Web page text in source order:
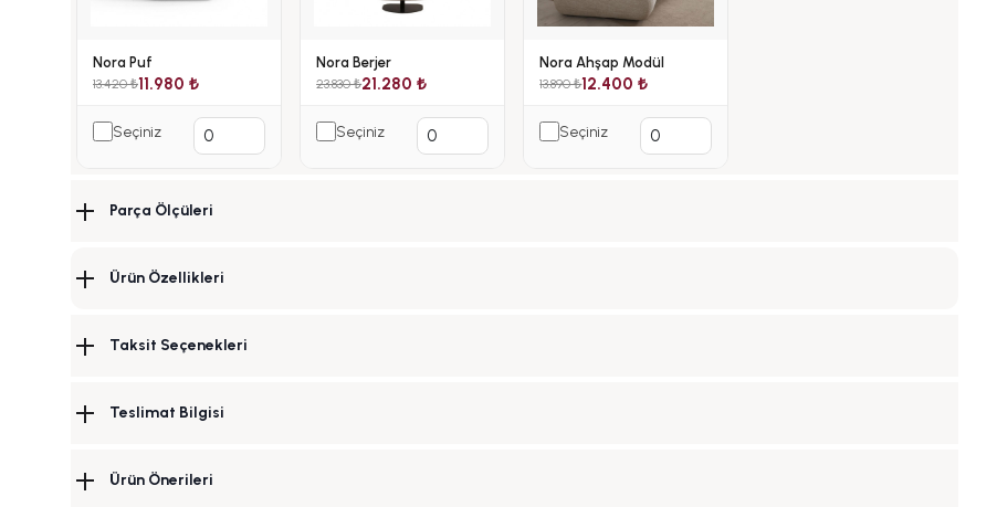
Nora Puf
13.420 ₺11.980 ₺
Seçiniz
Nora Berjer
23.830 ₺21.280 ₺
Seçiniz
Nora Ahşap Modül
13.890 ₺12.400 ₺
Seçiniz
Parça Ölçüleri
Ürün Özellikleri
Taksit Seçenekleri
Teslimat Bilgisi
Ürün Önerileri